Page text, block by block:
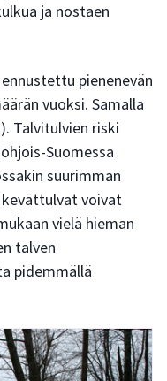
ja nostaen
pienenevän
vuoksi. Samalla
Talvitulvien riski
Suomessa
suurimman
kevättulvat voivat
vielä hieman
talven
pidemmällä